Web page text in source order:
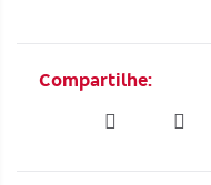
Compartilhe: